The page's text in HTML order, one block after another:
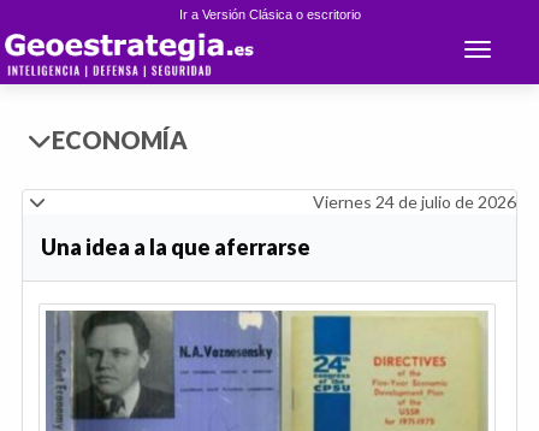
Ir a Versión Clásica o escritorio
Toggle
ECONOMÍA
Viernes 24 de julio de 2026
Una idea a la que aferrarse